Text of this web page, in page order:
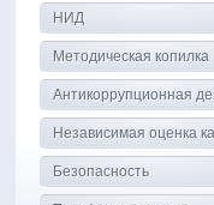
НИД
Методическая копилка
Антикоррупционная
Независимая оценка
Безопасность